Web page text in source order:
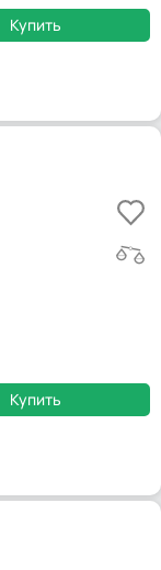
Купить
Купить